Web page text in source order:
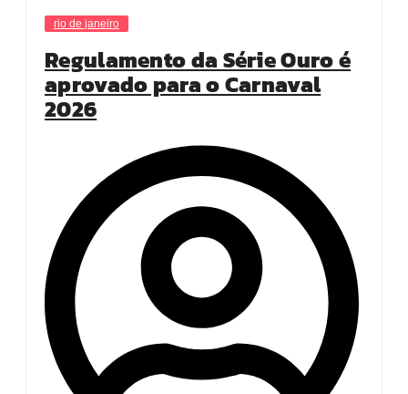
rio de janeiro
Regulamento da Série Ouro é
aprovado para o Carnaval
2026